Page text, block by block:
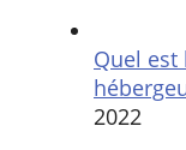
Quel
2022